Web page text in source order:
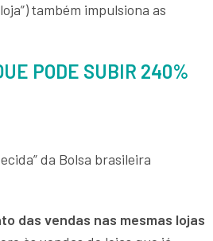
também impulsiona as
PODE SUBIR 240%
da Bolsa brasileira
das vendas nas mesmas lojas